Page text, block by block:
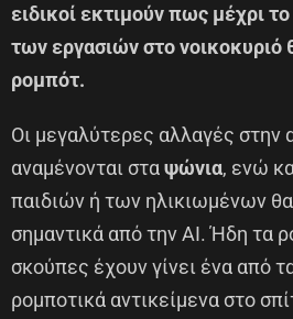
ειδικοί εκτιμούν πως μέχρι
των εργασιών στο νοικοκυριό
ρομπότ.
Οι μεγαλύτερες αλλαγές στην
αναμένονται σταψώνια, ενώ
παιδιών ή των ηλικιωμένων
σημαντικά από την AI. Ήδη τα
σκούπες έχουν γίνει ένα από
ρομποτικά αντικείμενα στο